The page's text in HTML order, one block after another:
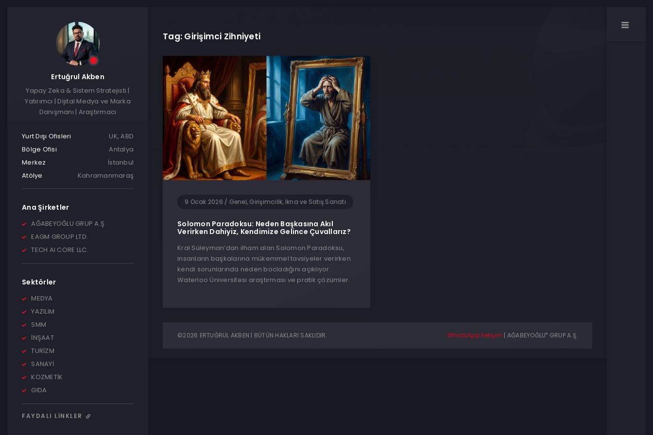
Ertuğrul Akben
Yapay Zeka & Sistem Stratejisti |
Yatırımcı | Dijital Medya ve Marka
Danışmanı | Araştırmacı
Yurt Dışı Ofisleri
UK, ABD
Bölge Ofisi
Antalya
Merkez
İstanbul
Atölye
Kahramanmaraş
Ana Şirketler
AĞABEYOĞLU GRUP A.Ş.
EAGM GROUP LTD.
TECH AI CORE LLC.
Sektörler
MEDYA
YAZILIM
SMM
İNŞAAT
TURİZM
SANAYİ
KOZMETİK
GIDA
FAYDALI LINKLER
Tag: Girişimci Zihniyeti
9 Ocak 2026 / Genel, Girişimcilik, İkna ve Satış Sanatı
Solomon Paradoksu: Neden Başkasına Akıl
Verirken Dahiyiz, Kendimize Gelince Çuvallarız?
Kral Süleyman’dan ilham alan Solomon Paradoksu,
insanların başkalarına mükemmel tavsiyeler verirken
kendi sorunlarında neden bocladığını açıklıyor.
Waterloo Üniversitesi araştırması ve pratik çözümler.
©2026 ERTUĞRUL AKBEN | BÜTÜN HAKLARI SAKLIDIR. WhatsApp İletişim | AĞABEYOĞLU® GRUP A.Ş.